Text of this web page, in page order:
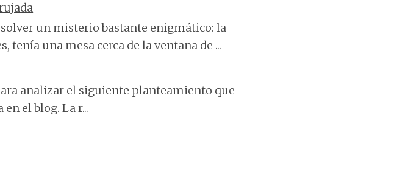
un misterio bastante enigmático: la
tenía una mesa cerca de la ventana de ...
analizar el siguiente planteamiento que
el blog. La r...